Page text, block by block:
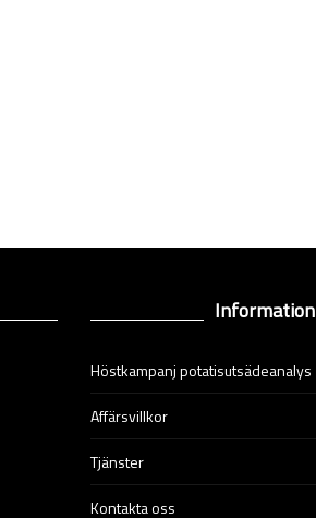
Information
Höstkampanj potatisutsädeanalys
Affärsvillkor
Tjänster
Kontakta oss